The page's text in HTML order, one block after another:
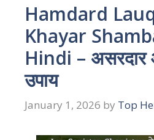
Hamdard
Khayar
Hindi – असरदार
उपाय
January 1, 2026 by Top